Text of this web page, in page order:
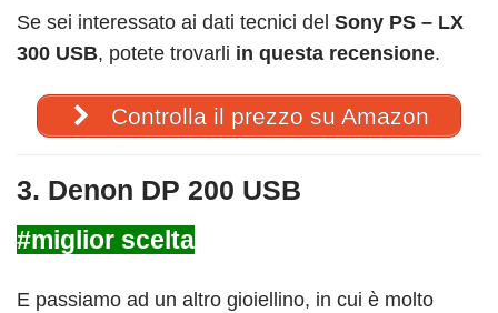
Se sei interessato ai dati tecnici del Sony PS – LX
300 USB, potete trovarli in questa recensione.
Controlla il prezzo su Amazon
3. Denon DP 200 USB
#miglior scelta
E passiamo ad un altro gioiellino, in cui è molto